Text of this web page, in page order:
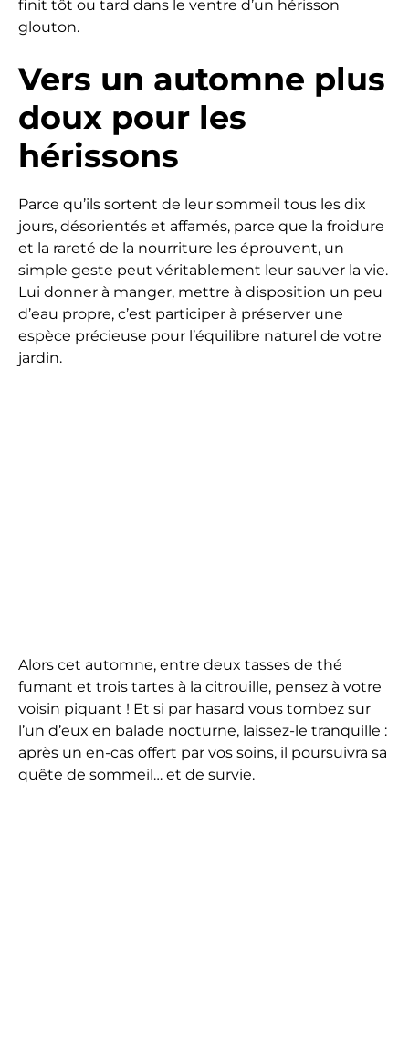
finit tôt ou tard dans le ventre d’un hérisson
glouton.
Vers un automne plus
doux pour les
hérissons
Parce qu’ils sortent de leur sommeil tous les dix
jours, désorientés et affamés, parce que la froidure
et la rareté de la nourriture les éprouvent, un
simple geste peut véritablement leur sauver la vie.
Lui donner à manger, mettre à disposition un peu
d’eau propre, c’est participer à préserver une
espèce précieuse pour l’équilibre naturel de votre
jardin.
Alors cet automne, entre deux tasses de thé
fumant et trois tartes à la citrouille, pensez à votre
voisin piquant ! Et si par hasard vous tombez sur
l’un d’eux en balade nocturne, laissez-le tranquille :
après un en-cas offert par vos soins, il poursuivra sa
quête de sommeil… et de survie.